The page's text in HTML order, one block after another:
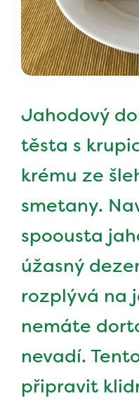
Jahodový
těsta s
krému ze
smetany.
spoousta
úžasný
rozplývá na
nemáte
nevadí.
připravit